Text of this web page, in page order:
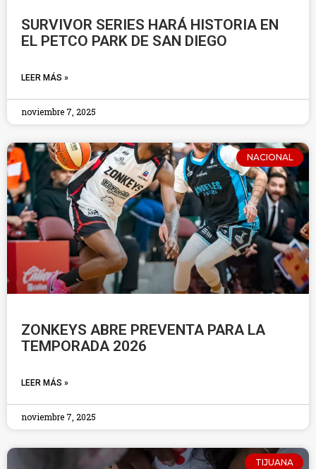
SURVIVOR SERIES HARÁ HISTORIA EN
EL PETCO PARK DE SAN DIEGO
LEER MÁS »
noviembre 7, 2025
NACIONAL
ZONKEYS ABRE PREVENTA PARA LA
TEMPORADA 2026
LEER MÁS »
noviembre 7, 2025
TIJUANA